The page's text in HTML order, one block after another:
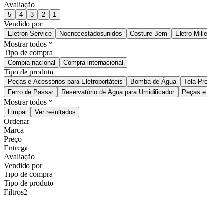
Avaliação
5 4 3 2 1
Vendido por
Eletron Service Nocnocestadosunidos Costure Bem Eletro
Mostrar todos
Tipo de compra
Compra nacional Compra internacional
Tipo de produto
Peças e Acessórios para Eletroportáteis Bomba de Água Tela
Ferro de Passar
Reservatório de Água para Umidificador Peças
Mostrar todos
Limpar Ver resultados
Ordenar
Marca
Preço
Entrega
Avaliação
Vendido por
Tipo de compra
Tipo de produto
Filtros2